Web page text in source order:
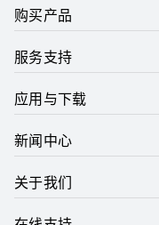
购买产品
服务支持
应用与下载
新闻中心
关于我们